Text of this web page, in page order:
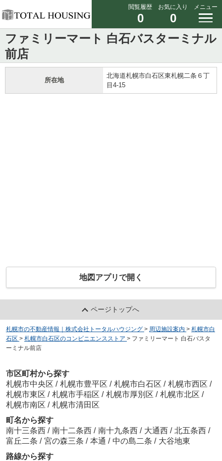
閲覧履歴
0
お気に入り
0
メニュー
ファミリーマート 白石バスターミナル
前店
所在地
北海道札幌市白石区東札幌二条６丁
目4-15
地図アプリで開く
ページトップへ
札幌市の不動産情報｜株式会社トータルハウジング > 周辺施設案内 > 札幌市白
石区 > 札幌市白石区のコンビニエンスストア > ファミリーマート 白石バスタ
ーミナル前店
市区町村から探す
札幌市中央区 / 札幌市豊平区 / 札幌市白石区 / 札幌市西区 /
札幌市東区 / 札幌市手稲区 / 札幌市厚別区 / 札幌市北区 /
札幌市南区 / 札幌市清田区
町名から探す
南十三条西 / 南十二条西 / 南十九条西 / 大通西 / 北五条西 /
富丘二条 / 宮の森三条 / 本通 / 中の島二条 / 大谷地東
路線から探す